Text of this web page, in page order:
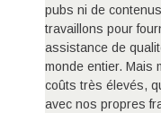
pubs ni de
travaillons pour
assistance de
monde entier. Mais
coûts très élevés,
avec nos propres